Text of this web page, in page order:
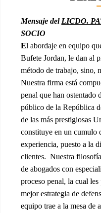
Mensaje del LICDO.
SOCIO
El abordaje en equipo
Bufete Jordan, le dan al
método de trabajo, sino,
Nuestra firma está
penal que han ostentado
público de la República
de las más prestigiosas
constituye en un cumulo
experiencia, puesto a la
clientes. Nuestra
de abogados con
proceso penal, la cual
mejor estrategia de
equipo trae a la mesa de